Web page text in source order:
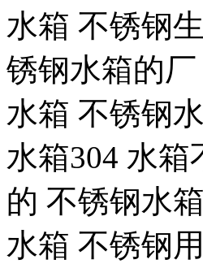
水箱 不锈钢
锈钢水箱的
水箱 不锈钢
水箱304 水
的 不锈钢水
水箱 不锈钢